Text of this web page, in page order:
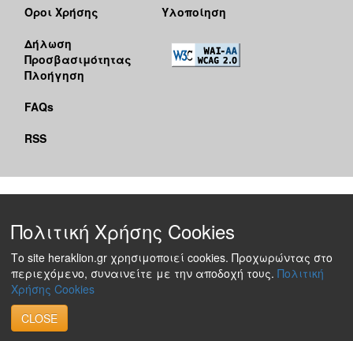
Όροι Χρήσης
Δήλωση
Προσβασιμότητας
Πλοήγηση
FAQs
RSS
Υλοποίηση
Πολιτική Χρήσης Cookies
Το site heraklion.gr χρησιμοποιεί cookies. Προχωρώντας στο
περιεχόμενο, συναινείτε με την αποδοχή τους. Πολιτική
Χρήσης Cookies
CLOSE